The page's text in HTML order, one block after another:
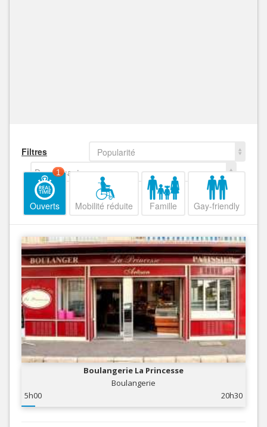
Filtres
Popularité
Decroissant
Ouverts
1
Mobilité réduite Famille Gay-friendly
Boulangerie La Princesse
Boulangerie
5h00
20h30